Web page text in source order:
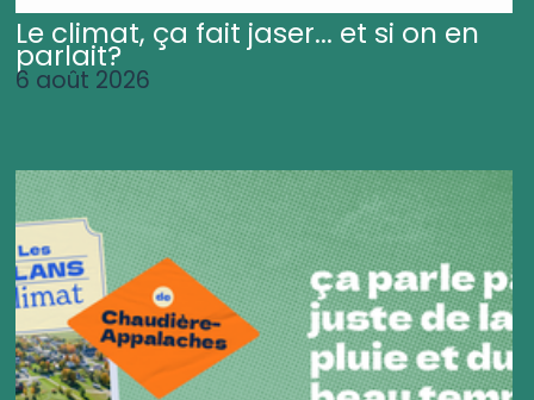
Le climat, ça fait jaser... et si on en
parlait?
6 août 2026